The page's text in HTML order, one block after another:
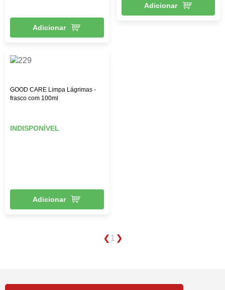
Adicionar
Adicionar
GOOD CARE Limpa Lágrimas -
frasco com 100ml
INDISPONÍVEL
Adicionar
1